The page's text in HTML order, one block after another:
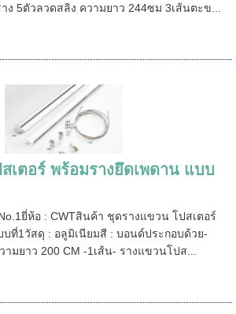
ง 5ตัวลวดสลิง ความยาว 244ซม 3เส้นตะข...
เตอร์ พร้อมรางยึดเพดาน แบบ
ยี่ห้อ : CWTสินค้า ชุดรางแขวน โปสเตอร์
บที่1วัสดุ : อลูมิเนียมสี : บอนด์ประกอบด้วย-
ามยาว 200 CM -1เส้น- รางแขวนโปส...